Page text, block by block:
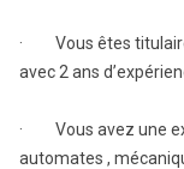
· Vous êtes titulaire
avec 2 ans
· Vous avez une
automates ,